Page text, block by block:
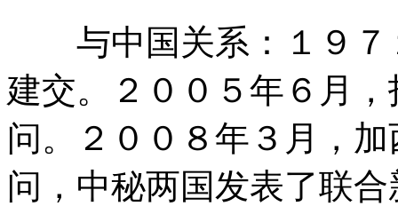
与中国关系：１９７
建交。２００５年６月
问。２００８年３月，
问，中秘两国发表了联